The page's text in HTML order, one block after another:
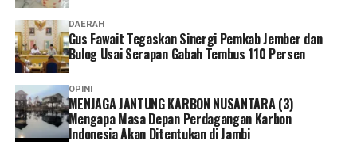
DAERAH
Gus Fawait Tegaskan Sinergi Pemkab Jember dan
Bulog Usai Serapan Gabah Tembus 110 Persen
OPINI
MENJAGA JANTUNG KARBON NUSANTARA (3)
Mengapa Masa Depan Perdagangan Karbon
Indonesia Akan Ditentukan di Jambi